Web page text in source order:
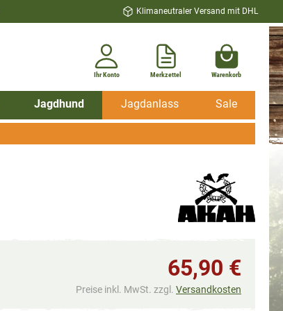
Klimaneutraler Versand mit DHL
Ihr Konto Merkzettel Warenkorb
Jagdhund Jagdanlass Sale
65,90 €
Preise inkl. MwSt. zzgl. Versandkosten